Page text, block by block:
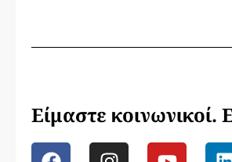
Είμαστε κοινωνικοί.